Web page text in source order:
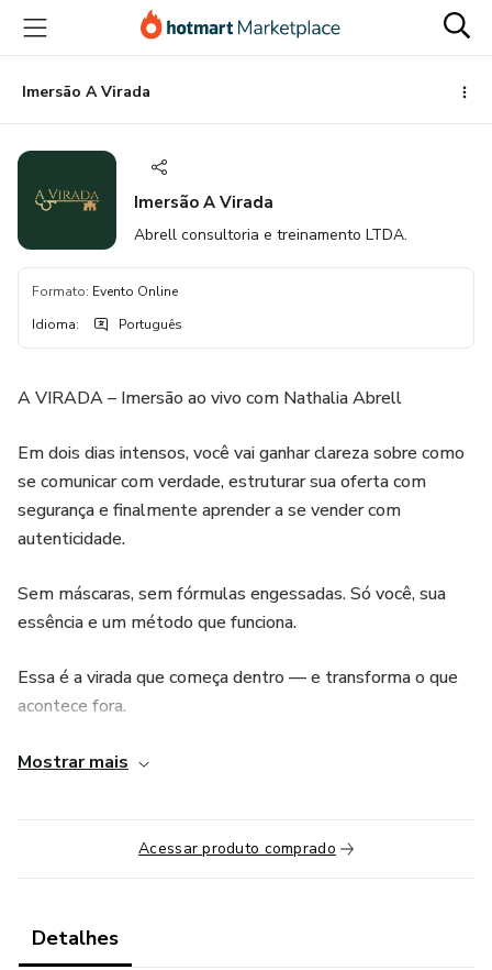
para
conteúdo
principal
para
pagamento
para
rodapé
Imersão A Virada
Imersão A Virada
Abrell consultoria e treinamento LTDA.
Formato: Evento Online
Idioma: Português
A VIRADA – Imersão ao vivo com Nathalia Abrell
Em dois dias intensos, você vai ganhar clareza sobre como
se comunicar com verdade, estruturar sua oferta com
segurança e finalmente aprender a se vender com
autenticidade.
Sem máscaras, sem fórmulas engessadas. Só você, sua
essência e um método que funciona.
Essa é a virada que começa dentro — e transforma o que
acontece fora.
📅 Dias 21 e 22 de junho | Ao vivo no Zoom
📲 Grupo exclusivo no WhatsApp
💫 Sente que é pra você? Então vem com tudo. A chave tá
Mostrar mais
Acessar produto comprado
Detalhes